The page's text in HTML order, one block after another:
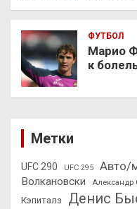
ФУТБОЛ
Марио
к
Метки
UFC 290 UFC 295 Авто/
Волкановски
Александр
Кэпиталз
Денис